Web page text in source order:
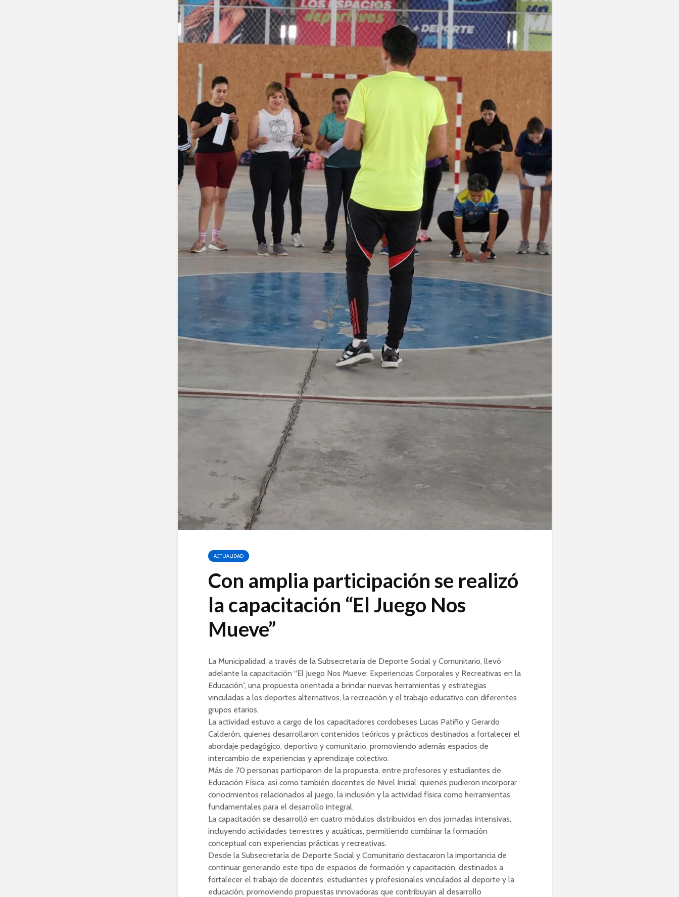
ACTUALIDAD
Con amplia participación se realizó
la capacitación “El Juego Nos
Mueve”
La Municipalidad, a través de la Subsecretaría de Deporte Social y Comunitario, llevó
adelante la capacitación “El Juego Nos Mueve: Experiencias Corporales y Recreativas en la
Educación”, una propuesta orientada a brindar nuevas herramientas y estrategias
vinculadas a los deportes alternativos, la recreación y el trabajo educativo con diferentes
grupos etarios.
La actividad estuvo a cargo de los capacitadores cordobeses Lucas Patiño y Gerardo
Calderón, quienes desarrollaron contenidos teóricos y prácticos destinados a fortalecer el
abordaje pedagógico, deportivo y comunitario, promoviendo además espacios de
intercambio de experiencias y aprendizaje colectivo.
Más de 70 personas participaron de la propuesta, entre profesores y estudiantes de
Educación Física, así como también docentes de Nivel Inicial, quienes pudieron incorporar
conocimientos relacionados al juego, la inclusión y la actividad física como herramientas
fundamentales para el desarrollo integral.
La capacitación se desarrolló en cuatro módulos distribuidos en dos jornadas intensivas,
incluyendo actividades terrestres y acuáticas, permitiendo combinar la formación
conceptual con experiencias prácticas y recreativas.
Desde la Subsecretaría de Deporte Social y Comunitario destacaron la importancia de
continuar generando este tipo de espacios de formación y capacitación, destinados a
fortalecer el trabajo de docentes, estudiantes y profesionales vinculados al deporte y la
educación, promoviendo propuestas innovadoras que contribuyan al desarrollo